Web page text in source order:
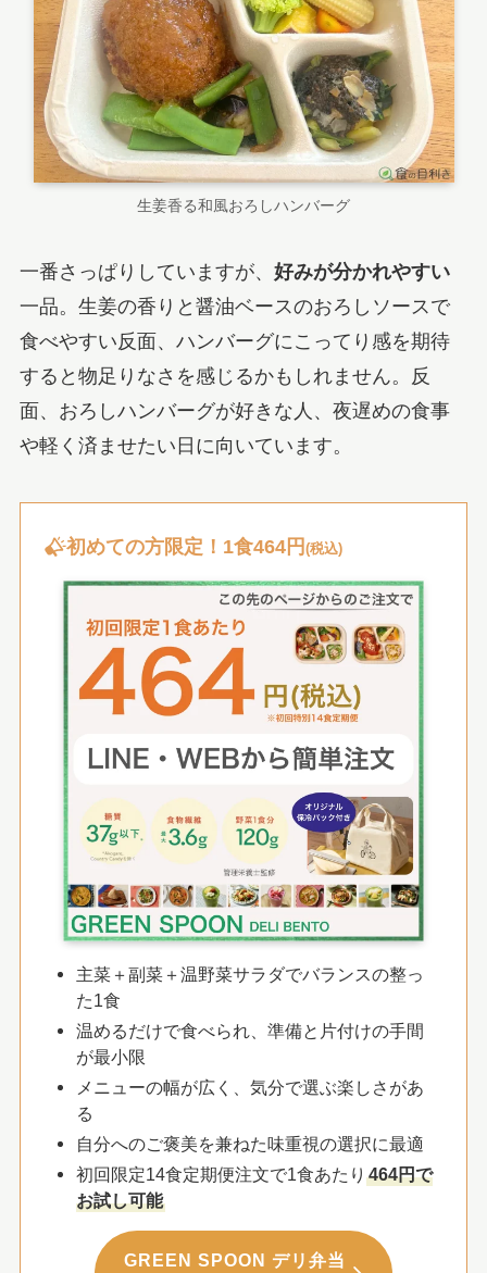
生姜香る和風おろしハンバーグ
一番さっぱりしていますが、 好みが分かれやすい
一品。生姜の香りと醤油ベースのおろしソースで
食べやすい反面、ハンバーグにこってり感を期待
すると物足りなさを感じるかもしれません。反
面、おろしハンバーグが好きな人、夜遅めの食事
や軽く済ませたい日に向いています。
初めての方限定！1食464円(税込)
主菜＋副菜＋温野菜サラダでバランスの整っ
た1食
温めるだけで食べられ、準備と片付けの手間
が最小限
メニューの幅が広く、気分で選ぶ楽しさがあ
る
自分へのご褒美を兼ねた味重視の選択に最適
初回限定14食定期便注文で1食あたり 464円で
お試し可能
GREEN SPOON デリ弁当